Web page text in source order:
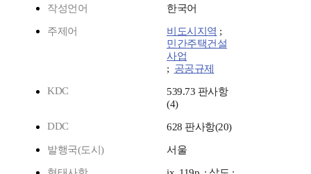
작성언어 한국어
주제어 비도시지역 ;
민간주택건설
사업
; 공공규제
KDC
539.73 판사항
(4)
DDC
628 판사항(20)
발행국(도시) 서울